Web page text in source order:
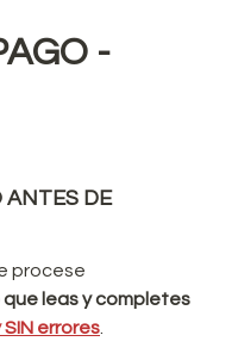
-
ANTES DE
procese
leas y completes
errores